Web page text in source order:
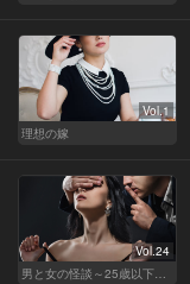
Vol.1
理想の嫁
Vol.24